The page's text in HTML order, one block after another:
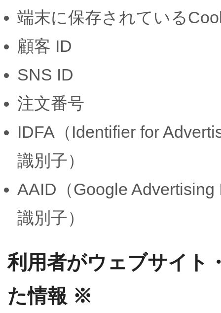
端末に保存されている
顧客 ID
SNS ID
注文番号
IDFA（Identifier for
識別子）
AAID（Google
識別子）
利用者がウェブサイト
た情報 ※